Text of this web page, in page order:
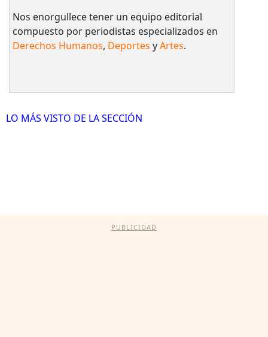
Nos enorgullece tener un equipo editorial
compuesto por periodistas especializados en
Derechos Humanos, Deportes yArtes.
LO MÁS VISTO DE LA SECCIÓN
PUBLICIDAD